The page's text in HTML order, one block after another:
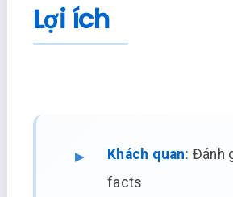
Lợi ích
Khách quan: Đánh
facts